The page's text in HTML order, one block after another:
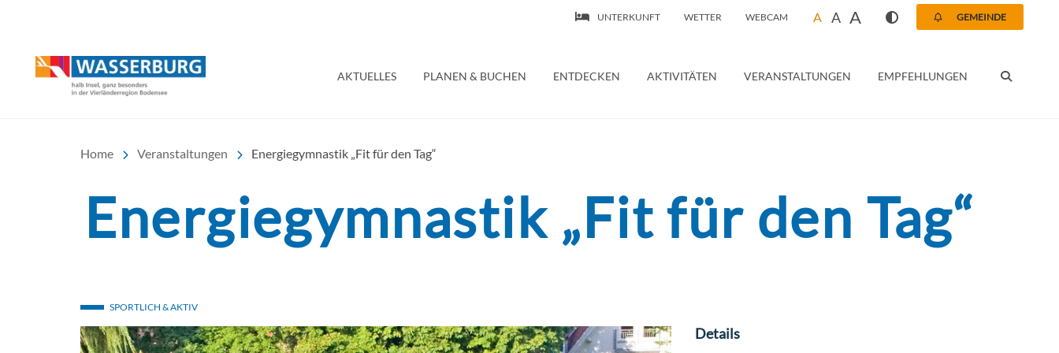
UNTERKUNFT WETTER WEBCAM A A A GEMEINDE
AKTUELLES PLANEN & BUCHEN ENTDECKEN AKTIVITÄTEN VERANSTALTUNGEN EMPFEHLUNGEN
Home Veranstaltungen Energiegymnastik „Fit für den Tag“
Energiegymnastik „Fit für den Tag“
SPORTLICH & AKTIV
Details